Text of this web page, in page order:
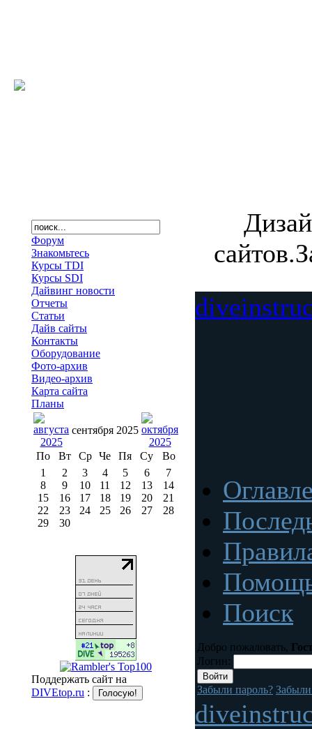
Форум
Знакомьтесь
Курсы TDI
Курсы SDI
Дайвинг новости
Отчеты
Статьи
Дайв сайты
Контакты
Оборудование
Фото-архив
Видео-архив
Карта сайта
Планы
сентября 2025
По Вт Ср Че Пя Су
Во
1
2 3 4 5 6
7
8
9 10 11 12 13
14
15
16 17 18 19 20
21
22
23 24 25 26 27
28
29
30
Поддержать сайт на
DIVEtop.ru :
Поиск
Добро пожаловать,
Логин:
Забыли пароль?